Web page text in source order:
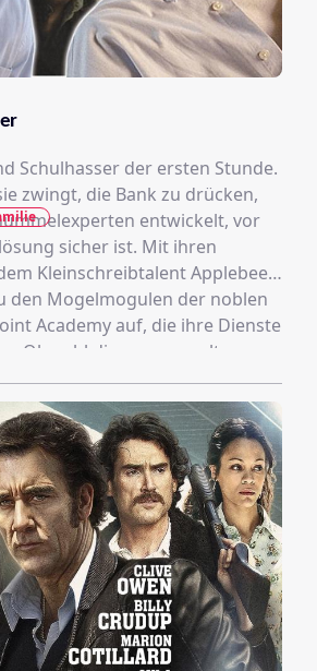
Schulhasser der ersten Stunde.
zwingt, die Bank zu drücken,
entwickelt, vor
sicher ist. Mit ihren
Kleinschreibtalent Applebee
den Mogelmogulen der noblen
Academy auf, die ihre Dienste
Obwohl die versammelte
nichts nachweisen kann, legen
anderen aus, die früher oder
beenden wird.